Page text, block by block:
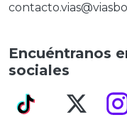
Encuéntranos
sociales